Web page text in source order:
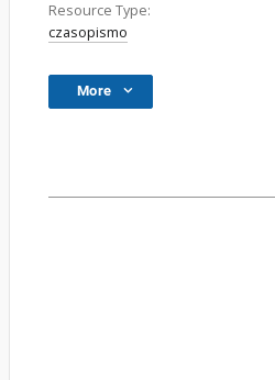
Resource Type:
czasopismo
More